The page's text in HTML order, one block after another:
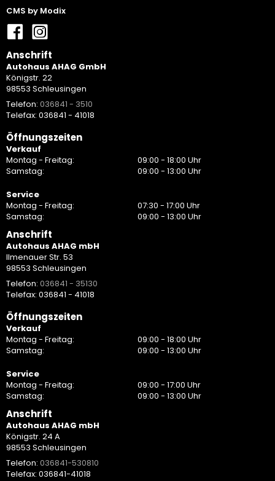
CMS by Modix
Anschrift
Autohaus AHAG GmbH
Königstr. 22
98553 Schleusingen
Telefon: 036841 - 3510
Telefax: 036841 - 41018
Öffnungszeiten
Verkauf
Montag - Freitag:
09:00 - 18:00 Uhr
Samstag:
09:00 - 13:00 Uhr
Service
Montag - Freitag:
07:30 - 17:00 Uhr
Samstag:
09:00 - 13:00 Uhr
Anschrift
Autohaus AHAG mbH
Ilmenauer Str. 53
98553 Schleusingen
Telefon: 036841 - 35130
Telefax: 036841 - 41018
Öffnungszeiten
Verkauf
Montag - Freitag:
09:00 - 18:00 Uhr
Samstag:
09:00 - 13:00 Uhr
Service
Montag - Freitag:
09:00 - 17:00 Uhr
Samstag:
09:00 - 13:00 Uhr
Anschrift
Autohaus AHAG mbH
Königstr. 24 A
98553 Schleusingen
Telefon: 036841-530810
Telefax: 036841-41018